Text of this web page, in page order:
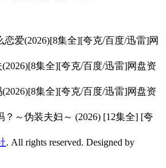
爱(2026)[8集全][夸克/百度/迅雷]网
集全][夸克/百度/迅雷]网盘资
集全][夸克/百度/迅雷]网盘资
～伪装夫妇～ (2026) [12集全] [夸
. All rights reserved. Designed by